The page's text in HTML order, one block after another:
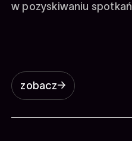
w pozyskiwaniu spotkań
zobacz